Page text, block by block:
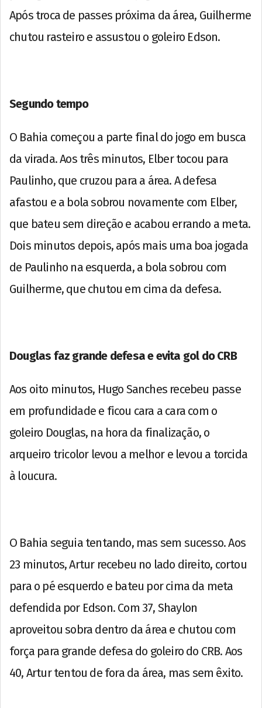
Após troca de passes próxima da área, Guilherme
chutou rasteiro e assustou o goleiro Edson.
Segundo tempo
O Bahia começou a parte final do jogo em busca
da virada. Aos três minutos, Elber tocou para
Paulinho, que cruzou para a área. A defesa
afastou e a bola sobrou novamente com Elber,
que bateu sem direção e acabou errando a meta.
Dois minutos depois, após mais uma boa jogada
de Paulinho na esquerda, a bola sobrou com
Guilherme, que chutou em cima da defesa.
Douglas faz grande defesa e evita gol do CRB
Aos oito minutos, Hugo Sanches recebeu passe
em profundidade e ficou cara a cara com o
goleiro Douglas, na hora da finalização, o
arqueiro tricolor levou a melhor e levou a torcida
à loucura.
O Bahia seguia tentando, mas sem sucesso. Aos
23 minutos, Artur recebeu no lado direito, cortou
para o pé esquerdo e bateu por cima da meta
defendida por Edson. Com 37, Shaylon
aproveitou sobra dentro da área e chutou com
força para grande defesa do goleiro do CRB. Aos
40, Artur tentou de fora da área, mas sem êxito.